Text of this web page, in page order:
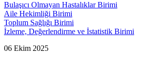
Bulaşıcı Olmayan Hastalıklar Birimi
Aile Hekimliği Birimi
Toplum Sağlığı Birimi
İzleme, Değerlendirme ve İstatistik Birimi
06 Ekim 2025